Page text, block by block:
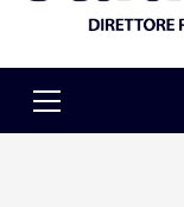
Menu